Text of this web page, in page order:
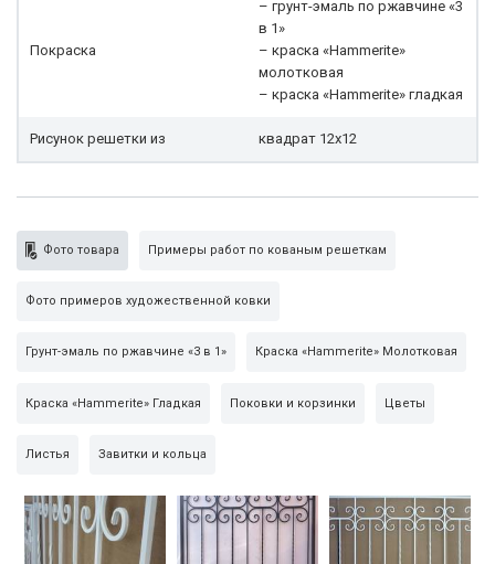
Покраска
– грунт-эмаль по ржавчине «3
в 1»
– краска «Hammerite»
молотковая
– краска «Hammerite» гладкая
Рисунок решетки из квадрат 12х12
Фото товара Примеры работ по кованым решеткам
Фото примеров художественной ковки
Грунт-эмаль по ржавчине «3 в 1» Краска «Hammerite» Молотковая
Краска «Hammerite» Гладкая Поковки и корзинки Цветы
Листья Завитки и кольца